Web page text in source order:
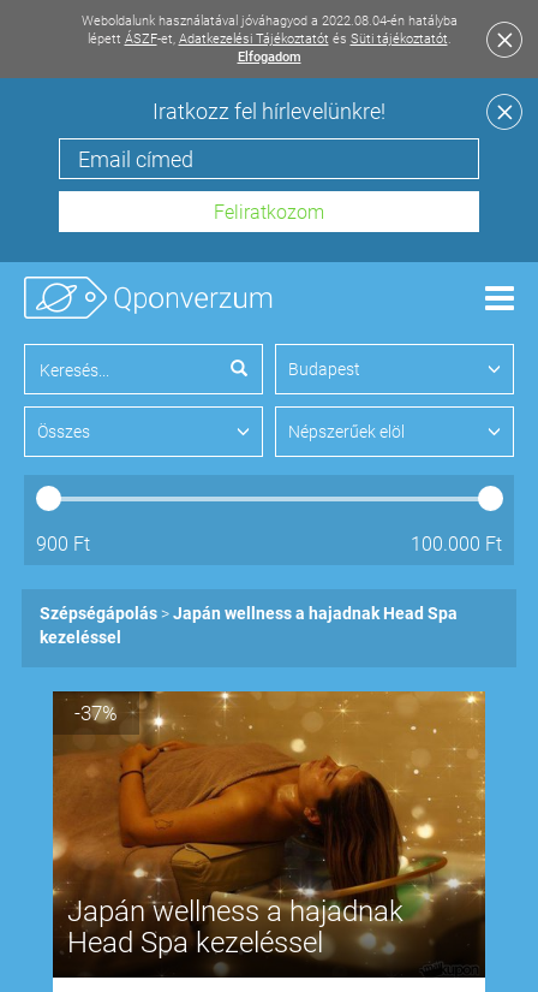
Weboldalunk használatával jóváhagyod a 2022.08.04-én hatályba
lépett ÁSZF-et, Adatkezelési Tájékoztatót és Süti tájékoztatót.
Elfogadom
Iratkozz fel hírlevelünkre!
Budapest
Összes Népszerűek elöl
900 Ft 100.000 Ft
Szépségápolás
Japán wellness a hajadnak Head Spa
kezeléssel
-37%
Japán wellness a hajadnak
Head Spa kezeléssel